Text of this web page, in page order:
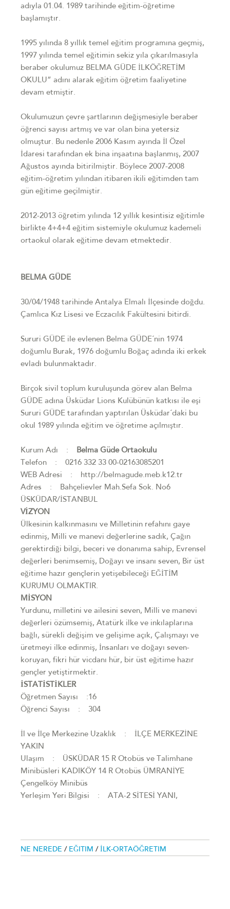
adıyla 01.04. 1989 tarihinde eğitim-öğretime
başlamıştır.
1995 yılında 8 yıllık temel eğitim programına geçmiş,
1997 yılında temel eğitimin sekiz yıla çıkarılmasıyla
beraber okulumuz BELMA GÜDE İLKÖĞRETİM
OKULU” adını alarak eğitim öğretim faaliyetine
devam etmiştir.
Okulumuzun çevre şartlarının değişmesiyle beraber
öğrenci sayısı artmış ve var olan bina yetersiz
olmuştur. Bu nedenle 2006 Kasım ayında İl Özel
İdaresi tarafından ek bina inşaatına başlanmış, 2007
Ağustos ayında bitirilmiştir. Böylece 2007-2008
eğitim-öğretim yılından itibaren ikili eğitimden tam
gün eğitime geçilmiştir.
2012-2013 öğretim yılında 12 yıllık kesintisiz eğitimle
birlikte 4+4+4 eğitim sistemiyle okulumuz kademeli
ortaokul olarak eğitime devam etmektedir.
BELMA GÜDE
30/04/1948 tarihinde Antalya Elmalı İlçesinde doğdu.
Çamlıca Kız Lisesi ve Eczacılık Fakültesini bitirdi.
Sururi GÜDE ile evlenen Belma GÜDE´nin 1974
doğumlu Burak, 1976 doğumlu Boğaç adında iki erkek
evladı bulunmaktadır.
Birçok sivil toplum kuruluşunda görev alan Belma
GÜDE adına Üsküdar Lions Kulübünün katkısı ile eşi
Sururi GÜDE tarafından yaptırılan Üsküdar´daki bu
okul 1989 yılında eğitim ve öğretime açılmıştır.
Kurum Adı :
Belma Güde Ortaokulu
Telefon : 0216 332 33 00-02163085201
WEB Adresi : http://belmagude.meb.k12.tr
Adres : Bahçelievler Mah.Sefa Sok. No6
ÜSKÜDAR/İSTANBUL
VİZYON
Ülkesinin kalkınmasını ve Milletinin refahını gaye
edinmiş, Milli ve manevi değerlerine sadık, Çağın
gerektirdiği bilgi, beceri ve donanıma sahip, Evrensel
değerleri benimsemiş, Doğayı ve insanı seven, Bir üst
eğitime hazır gençlerin yetişebileceği EĞİTİM
KURUMU OLMAKTIR.
MİSYON
Yurdunu, milletini ve ailesini seven, Milli ve manevi
değerleri özümsemiş, Atatürk ilke ve inkılaplarına
bağlı, sürekli değişim ve gelişime açık, Çalışmayı ve
üretmeyi ilke edinmiş, İnsanları ve doğayı seven-
koruyan, fikri hür vicdanı hür, bir üst eğitime hazır
gençler yetiştirmektir.
İSTATİSTİKLER
Öğretmen Sayısı :16
Öğrenci Sayısı : 304
İl ve İlçe Merkezine Uzaklık : İLÇE MERKEZİNE
YAKIN
Ulaşım : ÜSKÜDAR 15 R Otobüs ve Talimhane
Minibüsleri KADIKÖY 14 R Otobüs ÜMRANİYE
Çengelköy Minibüs
Yerleşim Yeri Bilgisi : ATA-2 SİTESİ YANI,
NE NEREDE / EĞITIM / İLK-ORTAÖĞRETIM